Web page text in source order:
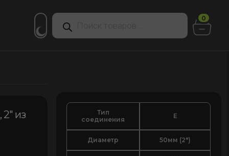
Поиск
товаров
0
из
Тип
соединения
E
Диаметр 50мм (2")